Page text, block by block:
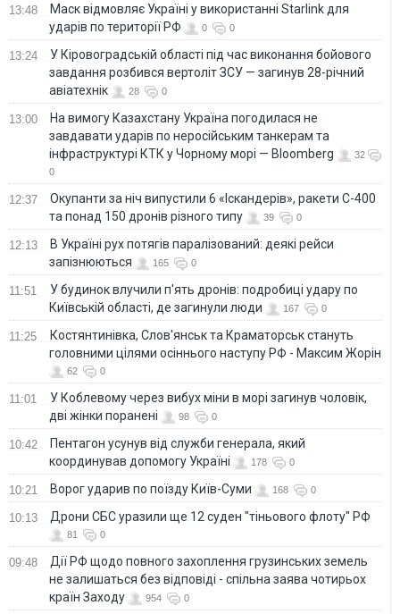
13:48
Маск відмовляє Україні у використанні Starlink для
ударів по території РФ
0 0
13:24
У Кіровоградській області під час виконання бойового
завдання розбився вертоліт ЗСУ — загинув 28-річний
авіатехнік
28 0
13:00
На вимогу Казахстану Україна погодилася не
завдавати ударів по неросійським танкерам та
інфраструктурі КТК у Чорному морі — Bloomberg
32
0
12:37
Окупанти за ніч випустили 6 «Іскандерів», ракети С-400
та понад 150 дронів різного типу
39 0
12:13
В Україні рух потягів паралізований: деякі рейси
запізнюються
165 0
11:51
У будинок влучили п'ять дронів: подробиці удару по
Київській області, де загинули люди
167 0
11:25
Костянтинівка, Слов'янськ та Краматорськ стануть
головними цілями осіннього наступу РФ - Максим Жорін
62 0
11:01
У Коблевому через вибух міни в морі загинув чоловік,
дві жінки поранені
98 0
10:42
Пентагон усунув від служби генерала, який
координував допомогу Україні
178 0
10:21 Ворог ударив по поїзду Київ-Суми 168 0
10:13 Дрони СБС уразили ще 12 суден "тіньового флоту" РФ
81 0
09:48
Дії РФ щодо повного захоплення грузинських земель
не залишаться без відповіді - спільна заява чотирьох
країн Заходу
954 0